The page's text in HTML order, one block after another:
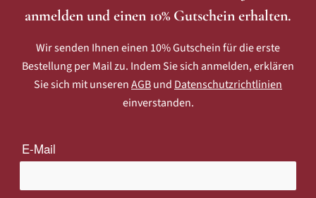
anmelden und einen 10% Gutschein erhalten.
Wir senden Ihnen einen 10% Gutschein für die erste
Bestellung per Mail zu. Indem Sie sich anmelden, erklären
Sie sich mit unserenAGBund Datenschutzrichtlinien
einverstanden.